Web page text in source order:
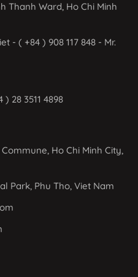
Thanh Ward, Ho Chi Minh
- ( +84 ) 908 117 848 - Mr.
) 28 3511 4898
Ho Chi Minh City,
Park, Phu Tho, Viet Nam